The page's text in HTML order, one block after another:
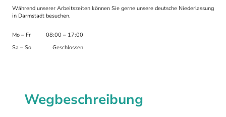
Während unserer Arbeitszeiten können Sie gerne unsere deutsche Niederlassung
in Darmstadt besuchen.
Mo – Fr 08:00 – 17:00
Sa – So Geschlossen
Wegbeschreibung